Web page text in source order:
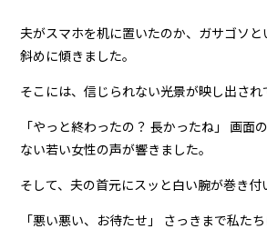
夫がスマホを机に置いたのか、ガサゴソ
斜めに傾きました。
そこには、信じられない光景が映し出され
「やっと終わったの？ 長かったね」 画面
ない若い女性の声が響きました。
そして、夫の首元にスッと白い腕が巻き付
「悪い悪い、お待たせ」 さっきまで私た